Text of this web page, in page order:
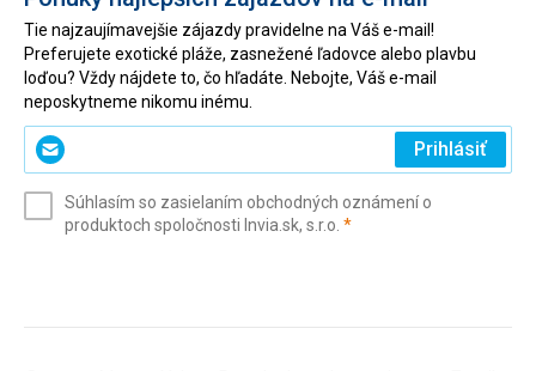
Tie najzaujímavejšie zájazdy pravidelne na Váš e-mail!
Preferujete exotické pláže, zasnežené ľadovce alebo plavbu
loďou? Vždy nájdete to, čo hľadáte. Nebojte, Váš e-mail
neposkytneme nikomu inému.
Zadajte
svoj
(povinné)
Prihlásiť
Súhlasím so zasielaním obchodných oznámení o
produktoch spoločnosti Invia.sk, s.r.o. *(povinné)